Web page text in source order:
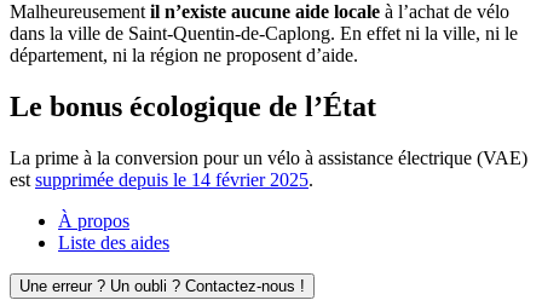
Malheureusement il n’existe aucune aide locale à l’achat de vélo
dans la ville de Saint-Quentin-de-Caplong. En effet ni la ville, ni le
département, ni la région ne proposent d’aide.
Le bonus écologique de l’État
La prime à la conversion pour un vélo à assistance électrique (VAE)
est supprimée depuis le 14 février 2025.
À propos
Liste des aides
Une erreur ? Un oubli ? Contactez-nous !